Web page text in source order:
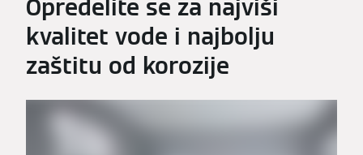
Opredelite se za najviši
kvalitet vode i najbolju
zaštitu od korozije